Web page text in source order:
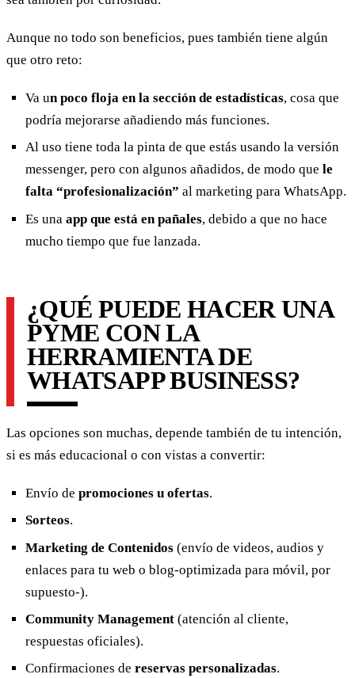
Aunque no todo son beneficios, pues también tiene algún
que otro reto:
Va un poco floja en la sección de estadísticas, cosa que
podría mejorarse añadiendo más funciones.
Al uso tiene toda la pinta de que estás usando la versión
messenger, pero con algunos añadidos, de modo que le
falta “profesionalización” al marketing para WhatsApp.
Es una app que está en pañales, debido a que no hace
mucho tiempo que fue lanzada.
¿QUÉ PUEDE HACER UNA
PYME CON LA
HERRAMIENTA DE
WHATSAPP BUSINESS?
Las opciones son muchas, depende también de tu intención,
si es más educacional o con vistas a convertir:
Envío de promociones u ofertas.
Sorteos.
Marketing de Contenidos (envío de videos, audios y
enlaces para tu web o blog-optimizada para móvil, por
supuesto-).
Community Management (atención al cliente,
respuestas oficiales).
Confirmaciones de reservas personalizadas.